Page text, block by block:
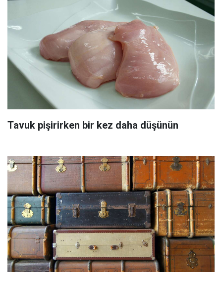
Tavuk pişirirken bir kez daha düşünün